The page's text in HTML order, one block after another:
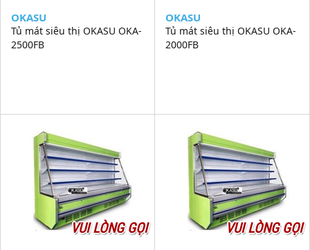
OKASU
Tủ mát siêu thị OKASU OKA-
2500FB
OKASU
Tủ mát siêu thị OKASU OKA-
2000FB
VUI LÒNG GỌI VUI LÒNG GỌI